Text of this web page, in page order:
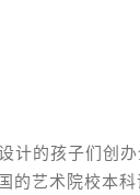
计的孩子们创
的艺术院校本